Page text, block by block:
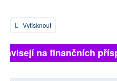
Vytisknout
na finančních